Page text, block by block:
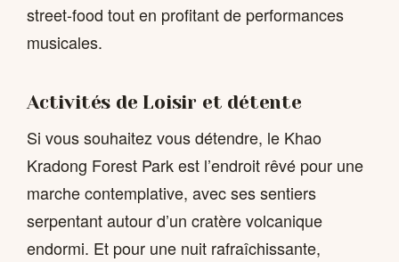
street-food tout en profitant de performances
musicales.
Activités de Loisir et détente
Si vous souhaitez vous détendre, le Khao
Kradong Forest Park est l’endroit rêvé pour une
marche contemplative, avec ses sentiers
serpentant autour d’un cratère volcanique
endormi. Et pour une nuit rafraîchissante,